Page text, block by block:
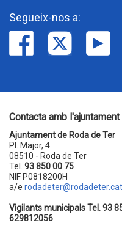
Segueix-nos a:
Contacta amb l'ajuntament
Ajuntament de Roda de Ter
Pl. Major, 4
08510 - Roda de Ter
Tel. 93 850 00 75
NIF P0818200H
a/e rodadeter@rodadeter.cat
Vigilants municipals Tel. 93
629812056